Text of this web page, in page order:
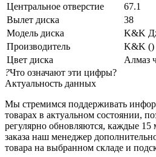
Центральное отверстие
67.1
Вылет диска
38
Модель диска
K&K
Производитель
K&K ()
Цвет диска
Алмаз
?Что означают эти цифры?
Актуальность данных
Мы стремимся поддерживать
товарах в актуальном состоянии,
регулярно обновляются, каждые
заказа наш менеджер
товара на выбранном складе и